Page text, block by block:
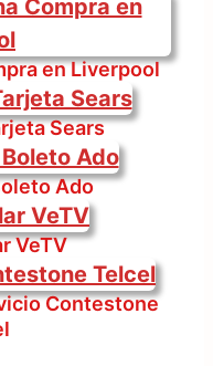
en Liverpool
Sears
Ado
VeTV
Contestone